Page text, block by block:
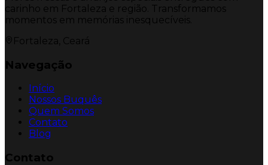
carinho em Fortaleza e região. Transformamos
momentos em memórias inesquecíveis.
Fortaleza, Ceará
Navegação
Início
Nossos Buquês
Quem Somos
Contato
Blog
Contato